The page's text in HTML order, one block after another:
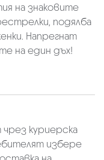
на знаковите
подялба
Напрегнат
на един дъх!
куриерскa
избере